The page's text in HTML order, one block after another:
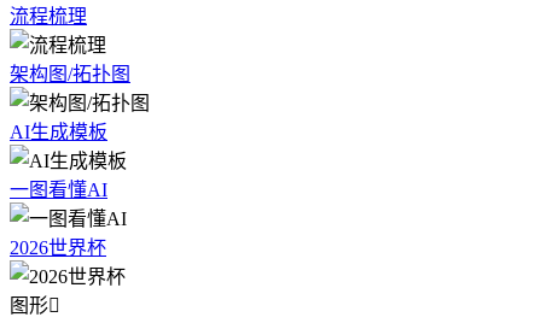
流程梳理
架构图/拓扑图
AI生成模板
一图看懂AI
2026世界杯
图形